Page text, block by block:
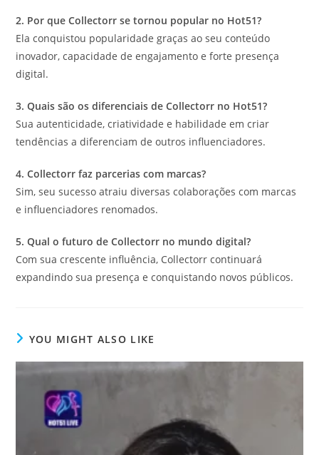
2. Por que Collectorr se tornou popular no Hot51?
Ela conquistou popularidade graças ao seu conteúdo
inovador, capacidade de engajamento e forte presença
digital.
3. Quais são os diferenciais de Collectorr no Hot51?
Sua autenticidade, criatividade e habilidade em criar
tendências a diferenciam de outros influenciadores.
4. Collectorr faz parcerias com marcas?
Sim, seu sucesso atraiu diversas colaborações com marcas
e influenciadores renomados.
5. Qual o futuro de Collectorr no mundo digital?
Com sua crescente influência, Collectorr continuará
expandindo sua presença e conquistando novos públicos.
YOU MIGHT ALSO LIKE